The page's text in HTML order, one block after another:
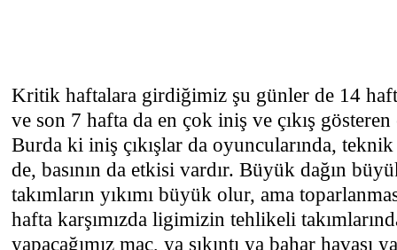
Kritik haftalara girdiğimiz şu günler de 14
ve son 7 hafta da en çok iniş ve çıkış gösteren
Burda ki iniş çıkışlar da oyuncularında,
de, basının da etkisi vardır. Büyük dağın
takımların yıkımı büyük olur, ama
hafta karşımızda ligimizin tehlikeli
yapacağımız maç, ya sıkıntı ya bahar havası